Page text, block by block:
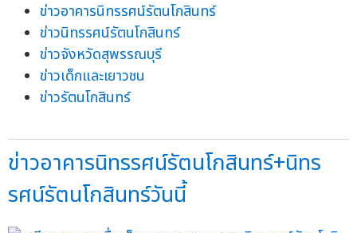
ข่าวอาคารนิทรรศน์รัตนโกสินทร์
ข่าวนิทรรศน์รัตนโกสินทร์
ข่าวจังหวัดสุพรรณบุรี
ข่าวเด็กและเยาวชน
ข่าวรัตนโกสินทร์
ข่าวอาคารนิทรรศน์รัตนโกสินทร์+นิทร
รศน์รัตนโกสินทร์วันนี้